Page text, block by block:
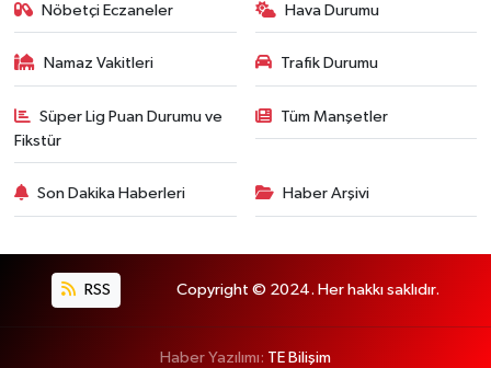
Nöbetçi Eczaneler Hava Durumu
Namaz Vakitleri Trafik Durumu
Süper Lig Puan Durumu ve
Fikstür
Tüm Manşetler
Son Dakika Haberleri Haber Arşivi
RSS Copyright © 2024. Her hakkı saklıdır.
Haber Yazılımı: TE Bilişim